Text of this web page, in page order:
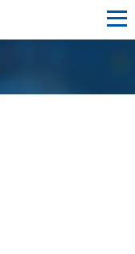
メ
ニ
ュ